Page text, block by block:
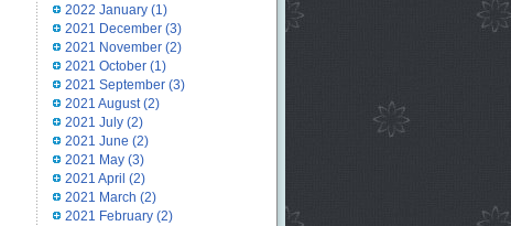
2022 January(1)
2021 December(3)
2021 November(2)
2021 October(1)
2021 September(3)
2021 August(2)
2021 July(2)
2021 June (2)
2021 May(3)
2021 April (2)
2021 March (2)
2021 February(2)